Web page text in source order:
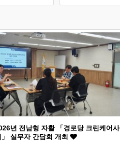
년 전남형 자활 「경로당 크린케어사
」 실무자 간담회 개최